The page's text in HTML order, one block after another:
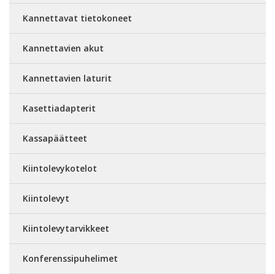
Kannettavat tietokoneet
Kannettavien akut
Kannettavien laturit
Kasettiadapterit
Kassapäätteet
Kiintolevykotelot
Kiintolevyt
Kiintolevytarvikkeet
Konferenssipuhelimet